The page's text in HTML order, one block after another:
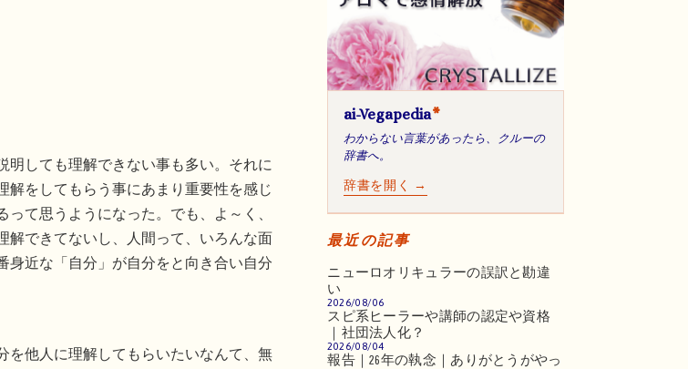
明しても理解できない事も多い。それに
解をしてもらう事にあまり重要性を感じ
て思うようになった。でも、よ～く、
解できてないし、人間って、いろんな面
身近な「自分」が自分をと向き合い自分
を他人に理解してもらいたいなんて、無
ai-Vegapedia*
わからない言葉があったら、クルーの
辞書へ。
辞書を開く →
最近の記事
ニューロオリキュラーの誤訳と勘違
い
2026/08/06
スピ系ヒーラーや講師の認定や資格
｜社団法人化？
2026/08/04
報告｜26年の執念｜ありがとうがやっ